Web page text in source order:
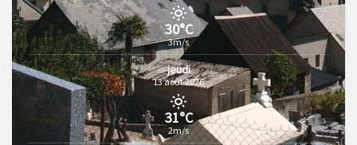
30°C
3m/s
jeudi
13 août 2026
31°C
2m/s